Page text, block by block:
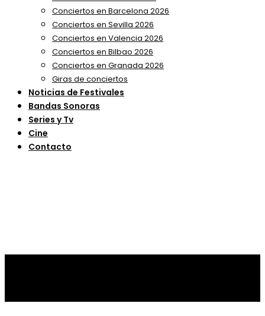
Conciertos en Barcelona 2026
Conciertos en Sevilla 2026
Conciertos en Valencia 2026
Conciertos en Bilbao 2026
Conciertos en Granada 2026
Giras de conciertos
Noticias de Festivales
Bandas Sonoras
Series y Tv
Cine
Contacto